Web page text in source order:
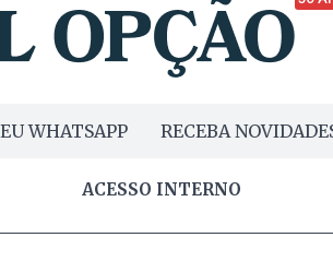
WHATSAPP RECEBA
ACESSO INTERNO